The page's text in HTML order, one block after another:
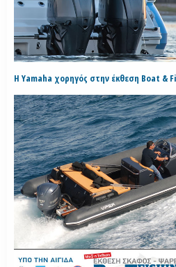
H Yamaha χορηγός στην έκθεση Boat &